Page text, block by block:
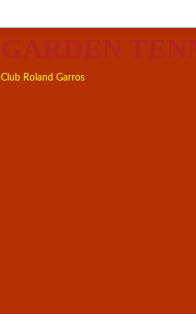
GARDEN
Club Roland Garros